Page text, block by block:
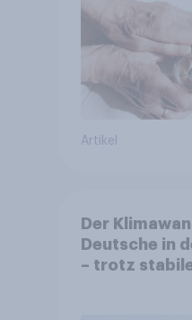
Akzeptanz
Artikel
Der
Deutsche in
– trotz